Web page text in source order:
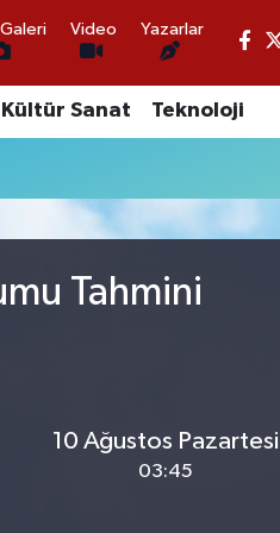
Video Yazarlar
Kültür Sanat Teknoloji
Tahmini
10 Ağustos Pazartesi
03:45